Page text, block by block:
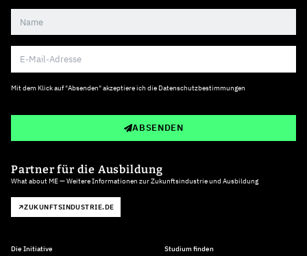
Mit dem Klick auf "Absenden" akzeptiere ich die Datenschutzbestimmungen
ABSENDEN
Partner für die Ausbildung
What about ME — Weitere Informationen zur Zukunftsindustrie und Ausbildung
ZUKUNFTSINDUSTRIE.DE
Die Initiative Studium finden